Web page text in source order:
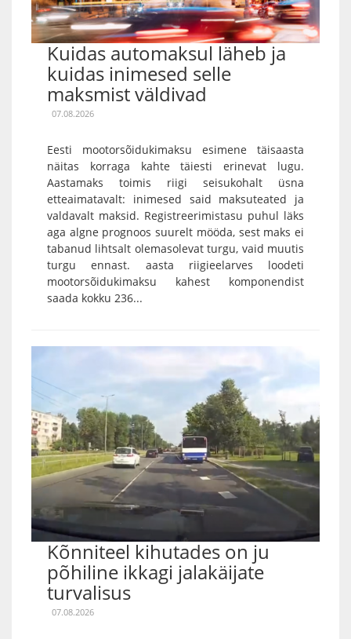
Kuidas automaksul läheb ja
kuidas inimesed selle
maksmist väldivad
07.08.2026
Eesti mootorsõidukimaksu esimene täisaasta
näitas korraga kahte täiesti erinevat lugu.
Aastamaks toimis riigi seisukohalt üsna
etteaimatavalt: inimesed said maksuteated ja
valdavalt maksid. Registreerimistasu puhul läks
aga algne prognoos suurelt mööda, sest maks ei
tabanud lihtsalt olemasolevat turgu, vaid muutis
turgu ennast. aasta riigieelarves loodeti
mootorsõidukimaksu kahest komponendist
saada kokku 236...
Kõnniteel kihutades on ju
põhiline ikkagi jalakäijate
turvalisus
07.08.2026